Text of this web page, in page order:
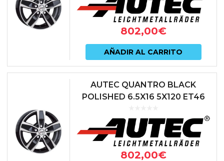
802,00€
AÑADIR AL CARRITO
AUTEC QUANTRO BLACK
POLISHED 6.5X16 5X120 ET46
802,00€